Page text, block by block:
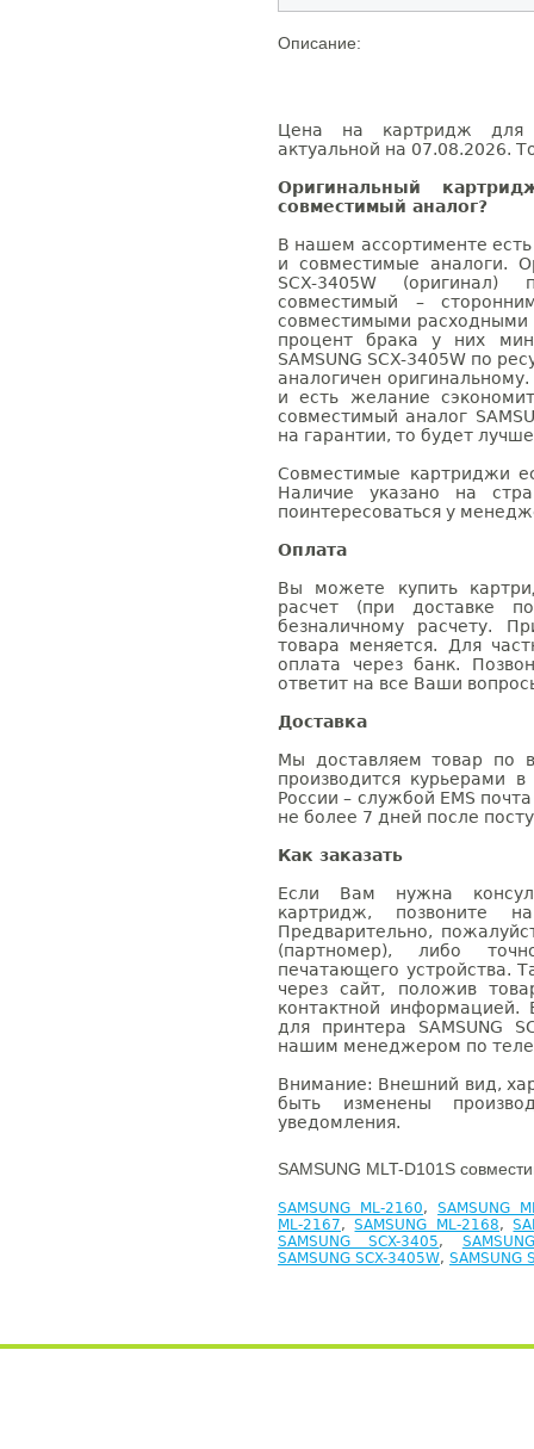
Описание:
Цена на картридж для
актуальной на 07.08.2026.
Оригинальный
совместимый аналог?
В нашем ассортименте
и совместимые аналоги.
SCX-3405W (оригинал)
совместимый –
совместимыми расходными
процент брака у них
SAMSUNG SCX-3405W по
аналогичен
и есть желание
совместимый аналог
на гарантии, то будет
Совместимые картриджи
Наличие указано на
поинтересоваться у
Оплата
Вы можете купить
расчет (при доставке
безналичному расчету.
товара меняется. Для
оплата через банк.
ответит на все Ваши
Доставка
Мы доставляем товар по
производится курьерами
России – службой EMS
не более 7 дней после
Как заказать
Если Вам нужна
картридж, позвоните
Предварительно,
(партномер), либо
печатающего устройства.
через сайт, положив
контактной информацией.
для принтера SAMSUNG
нашим менеджером по
Внимание: Внешний вид,
быть изменены
уведомления.
SAMSUNG MLT-D101S
SAMSUNG ML-2160, SAMSUNG
ML-2167,SAMSUNG ML-2168,
SAMSUNG SCX-3405,
SAMSUNG SCX-3405W, SAMSUNG